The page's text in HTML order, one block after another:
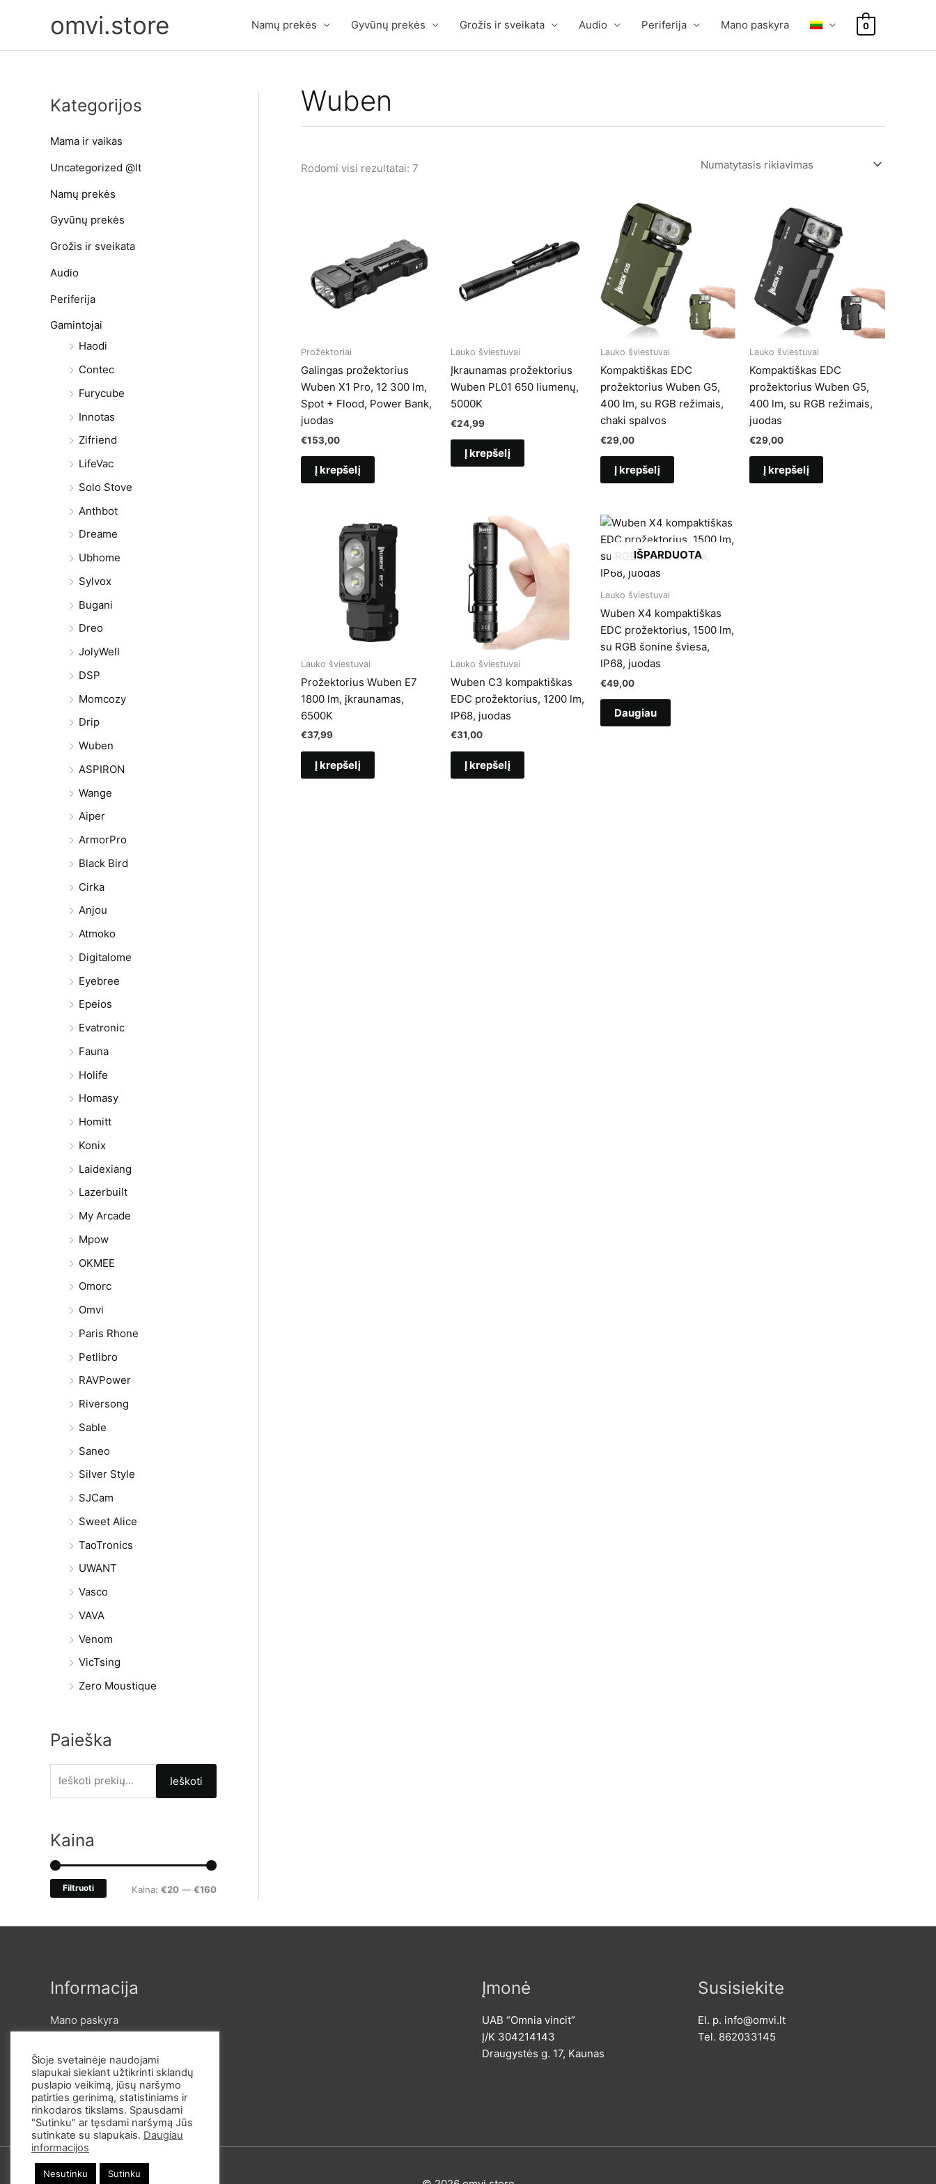
omvi.store Namų prekės Gyvūnų prekės Grožis ir sveikata Audio Periferija Mano paskyra 0
Kategorijos
Mama ir vaikas
Uncategorized @lt
Namų prekės
Gyvūnų prekės
Grožis ir sveikata
Audio
Periferija
Gamintojai
Haodi
Contec
Furycube
Innotas
Zifriend
LifeVac
Solo Stove
Anthbot
Dreame
Ubhome
Sylvox
Bugani
Dreo
JolyWell
DSP
Momcozy
Drip
Wuben
ASPIRON
Wange
Aiper
ArmorPro
Black Bird
Cirka
Anjou
Atmoko
Digitalome
Eyebree
Epeios
Evatronic
Fauna
Holife
Homasy
Homitt
Konix
Laidexiang
Lazerbuilt
My Arcade
Mpow
OKMEE
Omorc
Omvi
Paris Rhone
Petlibro
RAVPower
Riversong
Sable
Saneo
Silver Style
SJCam
Sweet Alice
TaoTronics
UWANT
Vasco
VAVA
Venom
VicTsing
Zero Moustique
Paieška
e
k
o
t
i
Ieškoti
Kaina
MM
Filtruoti Kaina: €20 — €160
Wuben
Rodomi visi rezultatai: 7
Prožektoriai
Galingas prožektorius
Wuben X1 Pro, 12 300 lm,
Spot + Flood, Power Bank,
juodas
€153,00
Į krepšelį
Lauko šviestuvai
Įkraunamas prožektorius
Wuben PL01 650 liumenų,
5000K
€24,99
Į krepšelį
Lauko šviestuvai
Kompaktiškas EDC
prožektorius Wuben G5,
400 lm, su RGB režimais,
chaki spalvos
€29,00
Į krepšelį
Lauko šviestuvai
Kompaktiškas EDC
prožektorius Wuben G5,
400 lm, su RGB režimais,
juodas
€29,00
Į krepšelį
Lauko šviestuvai
Prožektorius Wuben E7
1800 lm, įkraunamas,
6500K
€37,99
Į krepšelį
Lauko šviestuvai
Wuben C3 kompaktiškas
EDC prožektorius, 1200 lm,
IP68, juodas
€31,00
Į krepšelį
IŠPARDUOTA
Lauko šviestuvai
Wuben X4 kompaktiškas
EDC prožektorius, 1500 lm,
su RGB šonine šviesa,
IP68, juodas
€49,00
Daugiau
Informacija
Mano paskyra
Taisyklės ir Privatumo Poltika
Slapukų politika
Įmonė
UAB “Omnia vincit”
Į/K 304214143
Draugystės g. 17, Kaunas
Susisiekite
El. p. info@omvi.lt
Tel. 862033145
Šioje svetainėje naudojami
slapukai siekiant užtikrinti sklandų
puslapio veikimą, jūsų naršymo
patirties gerinimą, statistiniams ir
rinkodaros tikslams. Spausdami
"Sutinku" ar tęsdami naršymą Jūs
sutinkate su slapukais. Daugiau
informacijos
Nesutinku Sutinku